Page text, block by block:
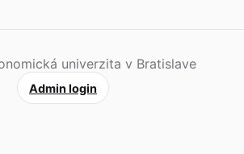
univerzita v Bratislave
Admin login